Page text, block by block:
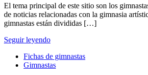
El tema principal de este sitio son los
de noticias relacionadas con la gimnasia
gimnastas están divididas […]
Seguir leyendo
Fichas de gimnastas
Gimnastas